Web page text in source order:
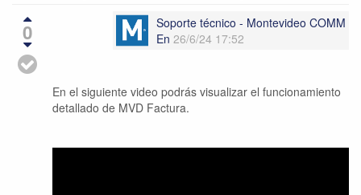
0
Soporte técnico - Montevideo COMM
En 26/6/24 17:52
En el siguiente video podrás visualizar el funcionamiento
detallado de MVD Factura.